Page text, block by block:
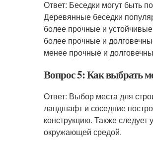
Ответ: Беседки могут быть
Деревянные беседки
более прочные и
более прочные и
менее прочные и
Вопрос 5: Как выбрать
Ответ: Выбор места для
ландшафт и соседние
конструкцию. Также
окружающей средой.